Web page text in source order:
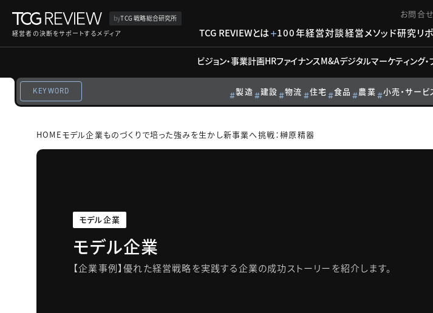
byTCG 戦略総合研究所
経営者の決断をサポートするメディア
お問合せ
TCG REVIEWとは 100年経営対談経営メソッド研究リ
ビジョン・事業計画HRファイナンスM&Aデジタルマーケティング・
KEYWORD 製造 建設 物流 住宅 食品 農業 小売・サービ
HOMEモデル企業ものづくりで培った強みを生かし新事業へ挑戦：榊原精器
モデル企業
モデル企業
【企業事例】優れた経営戦略を実践する企業の成功ストーリーを紹介します。